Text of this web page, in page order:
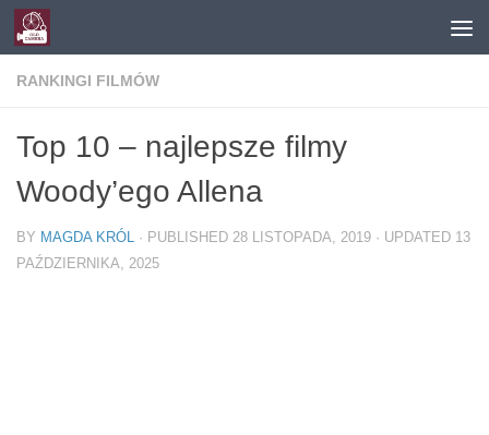
Skip to content
RANKINGI FILMÓW
Top 10 – najlepsze filmy
Woody’ego Allena
BY MAGDA KRÓL · PUBLISHED 28 LISTOPADA, 2019 · UPDATED 13
PAŹDZIERNIKA, 2025